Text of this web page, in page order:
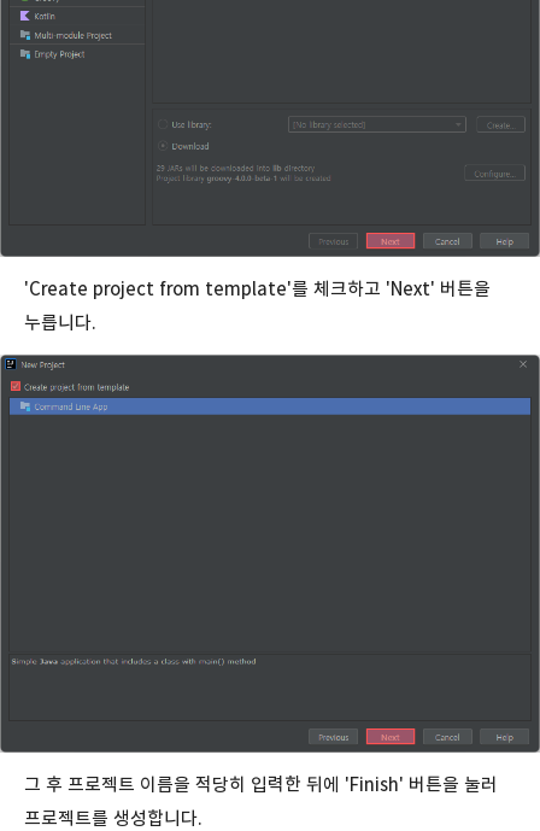
'Create project from template'를 체크하고 'Next' 버튼을
누릅니다.
그 후 프로젝트 이름을 적당히 입력한 뒤에 'Finish' 버튼을 눌러
프로젝트를 생성합니다.